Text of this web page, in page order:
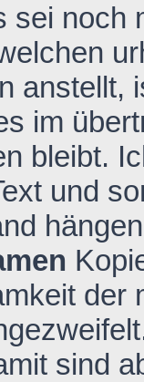
sei noch
anstellt,
im
bleibt.
und
der
sind